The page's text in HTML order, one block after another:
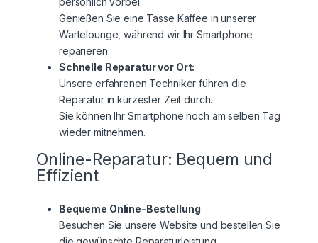
Genießen Sie eine Tasse Kaffee in unserer
Wartelounge, während wir Ihr Smartphone
reparieren.
Schnelle Reparatur vor Ort:
Unsere erfahrenen Techniker führen die
Reparatur in kürzester Zeit durch.
Sie können Ihr Smartphone noch am selben Tag
wieder mitnehmen.
Online-Reparatur: Bequem und
Effizient
Bequeme Online-Bestellung
Besuchen Sie unsere Website und bestellen Sie